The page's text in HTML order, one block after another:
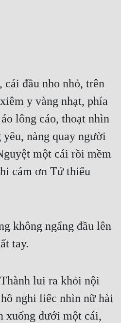
cái đầu nho nhỏ, trên
y vàng nhạt, phía
lông cáo, thoạt nhìn
nàng quay người
một cái rồi mềm
cám ơn Tứ thiếu
không ngẩng đầu lên
tay.
lui ra khỏi nội
nghi liếc nhìn nữ hài
xuống dưới một cái,